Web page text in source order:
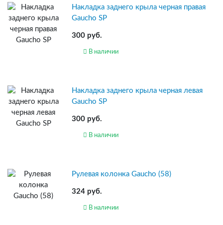
Накладка заднего крыла черная правая
Gaucho SP
300 руб.
В наличии
Накладка заднего крыла черная левая
Gaucho SP
300 руб.
В наличии
Рулевая колонка Gaucho (58)
324 руб.
В наличии